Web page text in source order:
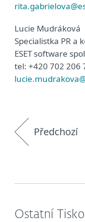
Lucie Mudráková
Specialistka PR a
ESET software
tel: +420 702 206
Předchozí
Ostatní